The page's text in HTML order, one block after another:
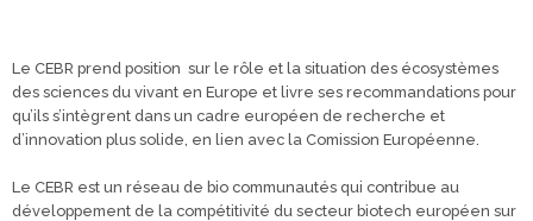
Le CEBR prend position sur le rôle et la situation des écosystèmes
des sciences du vivant en Europe et livre ses recommandations pour
qu’ils s’intègrent dans un cadre européen de recherche et
d’innovation plus solide, en lien avec la Comission Européenne.
Le CEBR est un réseau de bio communautés qui contribue au
développement de la compétitivité du secteur biotech européen sur